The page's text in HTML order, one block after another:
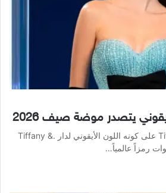
لا تقتصر شهرة Tiffany Blue على كونه اللون الأيقوني لدار .Tiffany &